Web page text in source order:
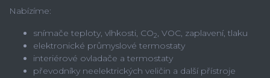
Nabízíme:
snímače teploty, vlhkosti, CO2, VOC, zaplavení, tlaku
elektronické průmyslové termostaty
interiérové ovladače a termostaty
převodníky neelektrických veličin a další přístroje